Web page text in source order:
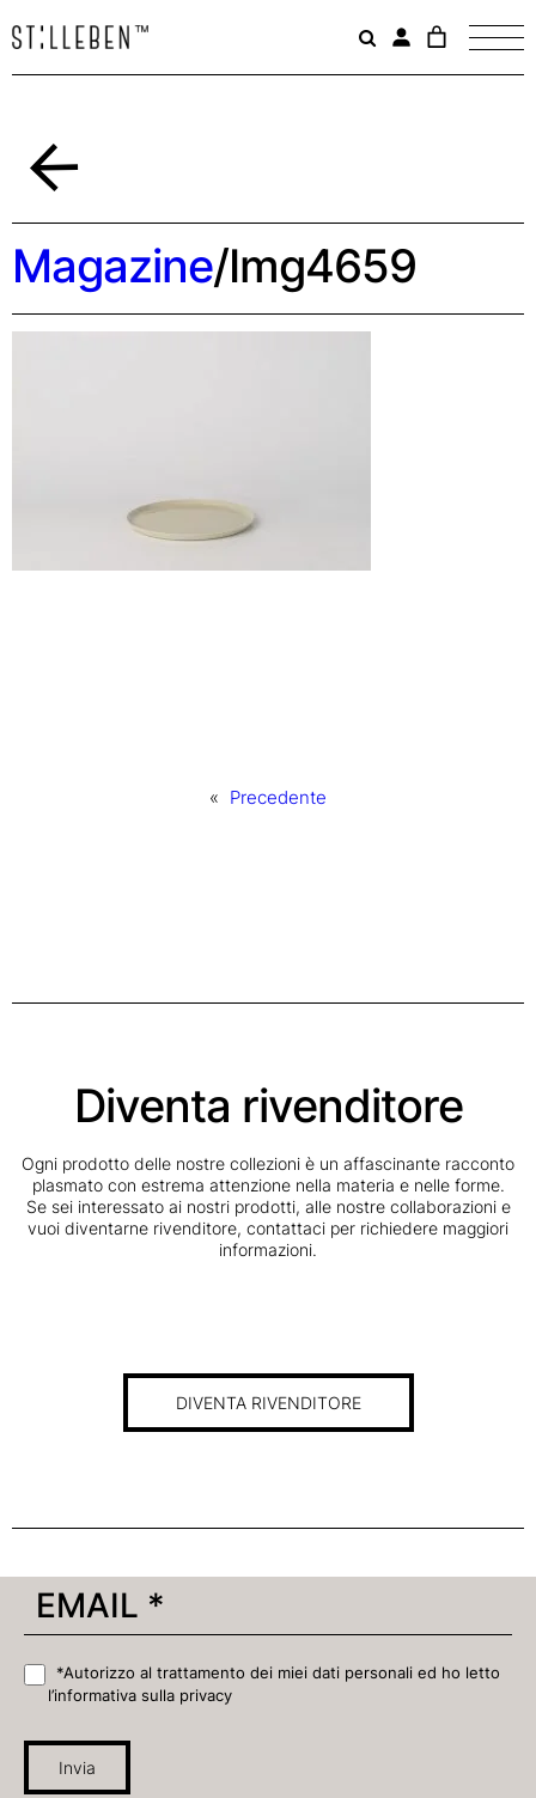
Il
è
Magazine/Img4659
« Precedente
Diventa rivenditore
Ogni prodotto delle nostre collezioni è un affascinante racconto
plasmato con estrema attenzione nella materia e nelle forme.
Se sei interessato ai nostri prodotti, alle nostre collaborazioni e
vuoi diventarne rivenditore, contattaci per richiedere maggiori
informazioni.
DIVENTA RIVENDITORE
*Autorizzo al trattamento dei miei dati personali ed ho letto
l’informativa sulla privacy
Invia